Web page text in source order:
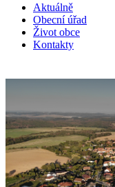
Aktuálně
Obecní úřad
Život obce
Kontakty